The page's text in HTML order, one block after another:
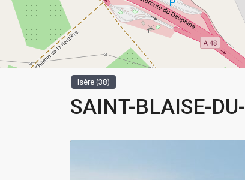
Isère (38)
SAINT-BLAISE-